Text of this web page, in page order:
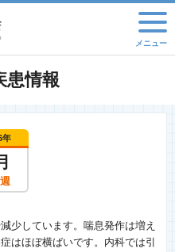
患情報
年
少しています。喘息発作は増え
はほぼ横ばいです。内科では引